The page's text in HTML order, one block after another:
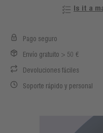
Is it a
Pago seguro
Envío gratuito > 50 €
Devoluciones fáciles
Soporte rápido y personal